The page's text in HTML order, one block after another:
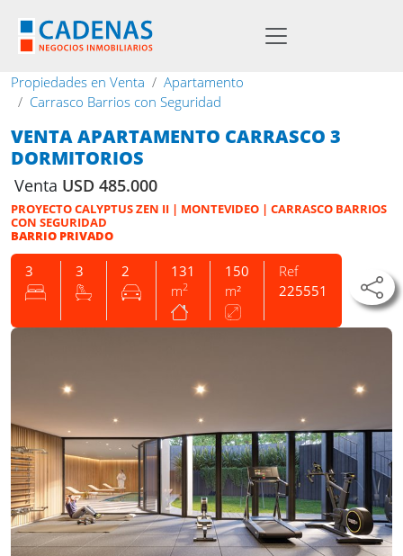
Propiedades en Venta
Apartamento
Carrasco Barrios con Seguridad
VENTA APARTAMENTO CARRASCO 3
DORMITORIOS
Venta USD 485.000
PROYECTO CALYPTUS ZEN II | MONTEVIDEO | CARRASCO BARRIOS
CON SEGURIDAD
BARRIO PRIVADO
3 3 2
131
m2
150
m²
Ref
225551